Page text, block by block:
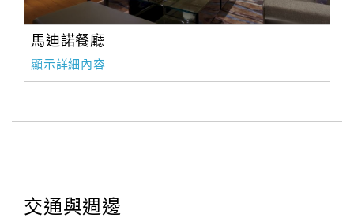
馬迪諾餐廳
顯示詳細內容
交通與週邊